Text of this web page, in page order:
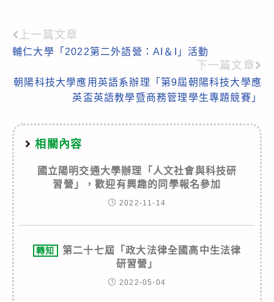
Read
more
articles
上一篇文章
輔仁大學「2022第二外語營：AI＆I」活動
下一篇文章
朝陽科技大學應用英語系辦理「第9屆朝陽科技大學應
英盃英語教學暨商務管理學生專題競賽」
相關內容
國立陽明交通大學辦理「人文社會與科技研
習營」，歡迎有興趣的同學報名參加
2022-11-14
轉知
第二十七屆「政大法律全國高中生法律
研習營」
2022-05-04